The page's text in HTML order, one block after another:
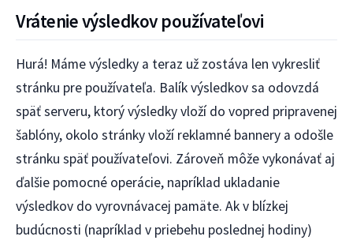
Vrátenie výsledkov používateľovi
Hurá! Máme výsledky a teraz už zostáva len vykresliť
stránku pre používateľa. Balík výsledkov sa odovzdá
späť serveru, ktorý výsledky vloží do vopred pripravenej
šablóny, okolo stránky vloží reklamné bannery a odošle
stránku späť používateľovi. Zároveň môže vykonávať aj
ďalšie pomocné operácie, napríklad ukladanie
výsledkov do vyrovnávacej pamäte. Ak v blízkej
budúcnosti (napríklad v priebehu poslednej hodiny)